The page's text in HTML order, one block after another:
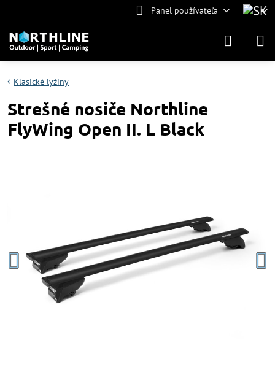
Panel používateľa
Klasické lyžiny
Strešné nosiče Northline
FlyWing Open II. L Black